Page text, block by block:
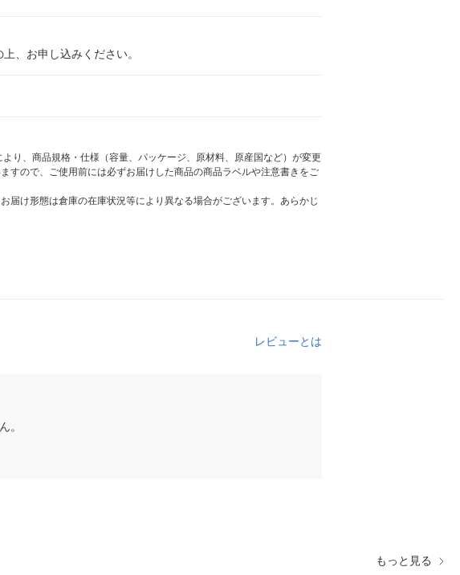
、お申し込みください。
り、商品規格・仕様（容量、パッケージ、原材料、原産国など）が変更
すので、ご使用前には必ずお届けした商品の商品ラベルや注意書きをご
届け形態は倉庫の在庫状況等により異なる場合がございます。あらかじ
レビューとは
。
もっと見る